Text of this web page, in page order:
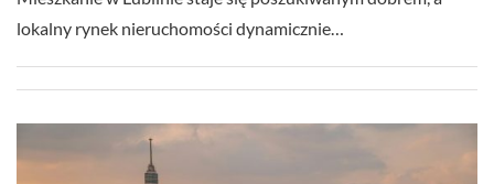
lokalny rynek nieruchomości dynamicznie…